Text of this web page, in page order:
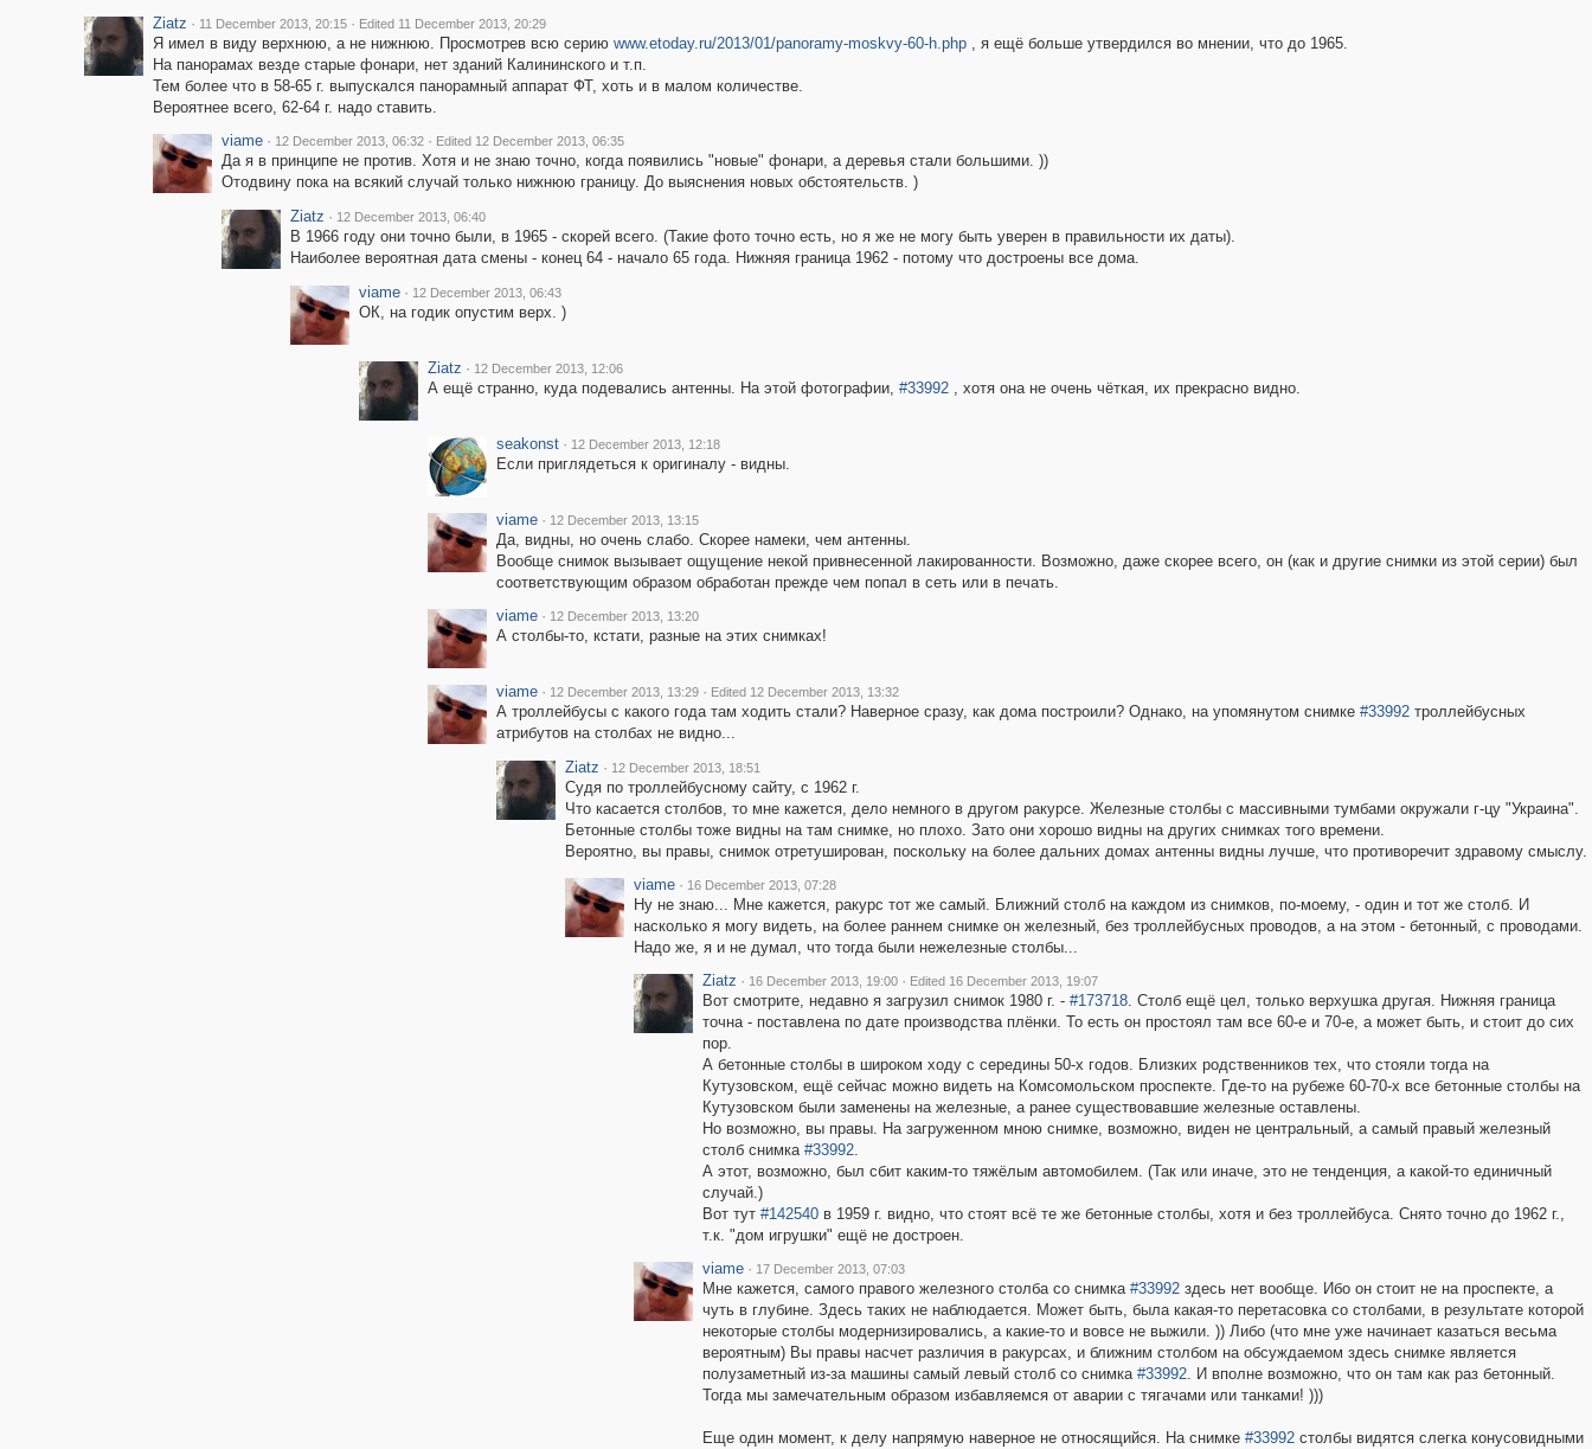
Ziatz · 11 December 2013, 20:15 · Edited 11 December 2013, 20:29
Я имел в виду верхнюю, а не нижнюю. Просмотрев всю серию www.etoday.ru/2013/01/panoramy-moskvy-60-h.php, я ещё больше утвердился во мнении, что до 1965.
На панорамах везде старые фонари, нет зданий Калининского и т.п.
Тем более что в 58-65 г. выпускался панорамный аппарат ФТ, хоть и в малом количестве.
Вероятнее всего, 62-64 г. надо ставить.
viame · 12 December 2013, 06:32 · Edited 12 December 2013, 06:35
Да я в принципе не против. Хотя и не знаю точно, когда появились "новые" фонари, а деревья стали большими. ))
Отодвину пока на всякий случай только нижнюю границу. До выяснения новых обстоятельств. )
Ziatz · 12 December 2013, 06:40
В 1966 году они точно были, в 1965 - скорей всего. (Такие фото точно есть, но я же не могу быть уверен в правильности их даты).
Наиболее вероятная дата смены - конец 64 - начало 65 года. Нижняя граница 1962 - потому что достроены все дома.
viame · 12 December 2013, 06:43
ОК, на годик опустим верх. )
Ziatz · 12 December 2013, 12:06
А ещё странно, куда подевались антенны. На этой фотографии, #33992, хотя она не очень чёткая, их прекрасно видно.
seakonst · 12 December 2013, 12:18
Если приглядеться к оригиналу - видны.
viame · 12 December 2013, 13:15
Да, видны, но очень слабо. Скорее намеки, чем антенны.
Вообще снимок вызывает ощущение некой привнесенной лакированности. Возможно, даже скорее всего, он (как и другие снимки из этой серии) был
соответствующим образом обработан прежде чем попал в сеть или в печать.
viame · 12 December 2013, 13:20
А столбы-то, кстати, разные на этих снимках!
viame · 12 December 2013, 13:29 · Edited 12 December 2013, 13:32
А троллейбусы с какого года там ходить стали? Наверное сразу, как дома построили? Однако, на упомянутом снимке #33992троллейбусных
атрибутов на столбах не видно...
Ziatz · 12 December 2013, 18:51
Судя по троллейбусному сайту, с 1962 г.
Что касается столбов, то мне кажется, дело немного в другом ракурсе. Железные столбы с массивными тумбами окружали г-цу "Украина".
Бетонные столбы тоже видны на там снимке, но плохо. Зато они хорошо видны на других снимках того времени.
Вероятно, вы правы, снимок отретуширован, поскольку на более дальних домах антенны видны лучше, что противоречит здравому смыслу.
viame · 16 December 2013, 07:28
Ну не знаю... Мне кажется, ракурс тот же самый. Ближний столб на каждом из снимков, по-моему, - один и тот же столб. И
насколько я могу видеть, на более раннем снимке он железный, без троллейбусных проводов, а на этом - бетонный, с проводами.
Надо же, я и не думал, что тогда были нежелезные столбы...
Ziatz · 16 December 2013, 19:00 · Edited 16 December 2013, 19:07
Вот смотрите, недавно я загрузил снимок 1980 г. - #173718. Столб ещё цел, только верхушка другая. Нижняя граница
точна - поставлена по дате производства плёнки. То есть он простоял там все 60-е и 70-е, а может быть, и стоит до сих
пор.
А бетонные столбы в широком ходу с середины 50-х годов. Близких родственников тех, что стояли тогда на
Кутузовском, ещё сейчас можно видеть на Комсомольском проспекте. Где-то на рубеже 60-70-х все бетонные столбы на
Кутузовском были заменены на железные, а ранее существовавшие железные оставлены.
Но возможно, вы правы. На загруженном мною снимке, возможно, виден не центральный, а самый правый железный
столб снимка #33992.
А этот, возможно, был сбит каким-то тяжёлым автомобилем. (Так или иначе, это не тенденция, а какой-то единичный
случай.)
Вот тут #142540в 1959 г. видно, что стоят всё те же бетонные столбы, хотя и без троллейбуса. Снято точно до 1962 г.,
т.к. "дом игрушки" ещё не достроен.
viame · 17 December 2013, 07:03
Мне кажется, самого правого железного столба со снимка #33992здесь нет вообще. Ибо он стоит не на проспекте, а
чуть в глубине. Здесь таких не наблюдается. Может быть, была какая-то перетасовка со столбами, в результате которой
некоторые столбы модернизировались, а какие-то и вовсе не выжили. )) Либо (что мне уже начинает казаться весьма
вероятным) Вы правы насчет различия в ракурсах, и ближним столбом на обсуждаемом здесь снимке является
полузаметный из-за машины самый левый столб со снимка #33992. И вполне возможно, что он там как раз бетонный.
Тогда мы замечательным образом избавляемся от аварии с тягачами или танками! )))
Еще один момент, к делу напрямую наверное не относящийся. На снимке #33992столбы видятся слегка конусовидными